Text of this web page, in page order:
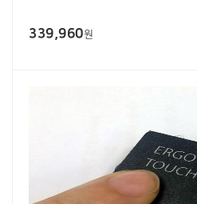
339,960원